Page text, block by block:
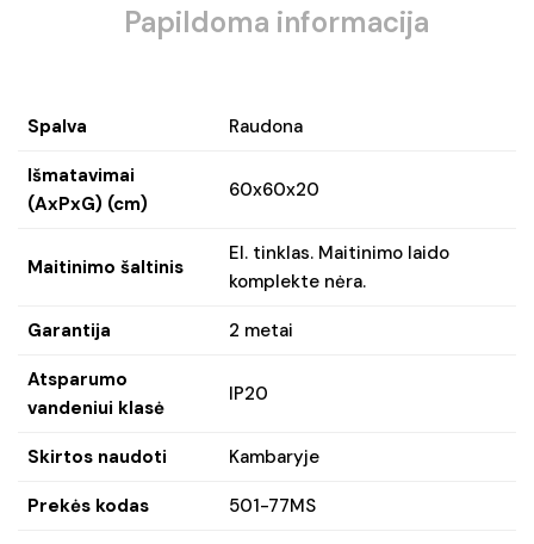
Papildoma informacija
Spalva Raudona
Išmatavimai
(AxPxG) (cm)
60x60x20
Maitinimo šaltinis
El. tinklas. Maitinimo laido
komplekte nėra.
Garantija 2 metai
Atsparumo
vandeniui klasė
IP20
Skirtos naudoti Kambaryje
Prekės kodas 501-77MS